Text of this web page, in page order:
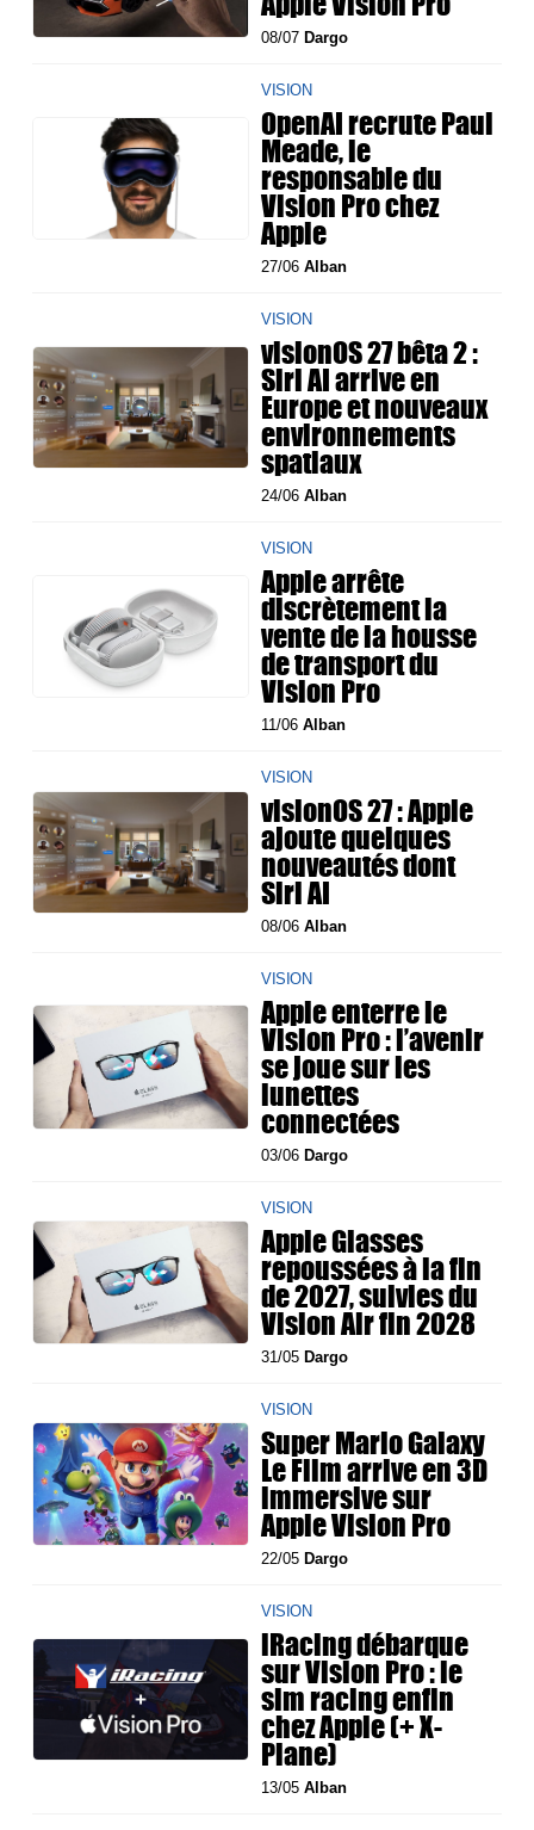
08/07 Dargo
VISION
OpenAI recrute Paul
Meade, le
responsable du
Vision Pro chez
Apple
27/06Alban
VISION
visionOS 27 bêta 2 :
Siri AI arrive en
Europe et nouveaux
environnements
spatiaux
24/06Alban
VISION
Apple arrête
discrètement la
vente de la housse
de transport du
Vision Pro
11/06Alban
VISION
visionOS 27 : Apple
ajoute quelques
nouveautés dont
Siri AI
08/06Alban
VISION
Apple enterre le
Vision Pro : l’avenir
se joue sur les
lunettes
connectées
03/06 Dargo
VISION
Apple Glasses
repoussées à la fin
de 2027, suivies du
Vision Air fin 2028
31/05 Dargo
VISION
Super Mario Galaxy
Le Film arrive en 3D
immersive sur
Apple Vision Pro
22/05 Dargo
VISION
iRacing débarque
sur Vision Pro : le
sim racing enfin
chez Apple (+ X-
Plane)
13/05Alban